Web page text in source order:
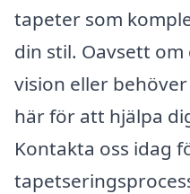
tapeter som
din stil. Oavsett
vision eller
här för att hjälpa
Kontakta oss idag